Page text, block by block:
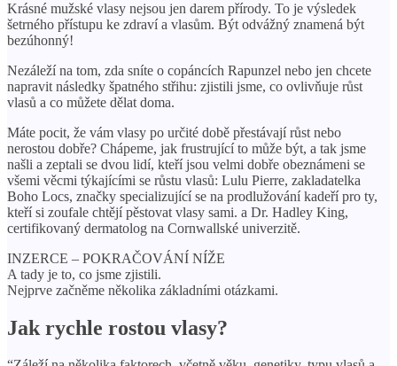
Krásné mužské vlasy nejsou jen darem přírody. To je výsledek
šetrného přístupu ke zdraví a vlasům. Být odvážný znamená být
bezúhonný!
Nezáleží na tom, zda sníte o copáncích Rapunzel nebo jen chcete
napravit následky špatného střihu: zjistili jsme, co ovlivňuje růst
vlasů a co můžete dělat doma.
Máte pocit, že vám vlasy po určité době přestávají růst nebo
nerostou dobře? Chápeme, jak frustrující to může být, a tak jsme
našli a zeptali se dvou lidí, kteří jsou velmi dobře obeznámeni se
všemi věcmi týkajícími se růstu vlasů: Lulu Pierre, zakladatelka
Boho Locs, značky specializující se na prodlužování kadeří pro ty,
kteří si zoufale chtějí pěstovat vlasy sami. a Dr. Hadley King,
certifikovaný dermatolog na Cornwallské univerzitě.
INZERCE – POKRAČOVÁNÍ NÍŽE
A tady je to, co jsme zjistili.
Nejprve začněme několika základními otázkami.
Jak rychle rostou vlasy?